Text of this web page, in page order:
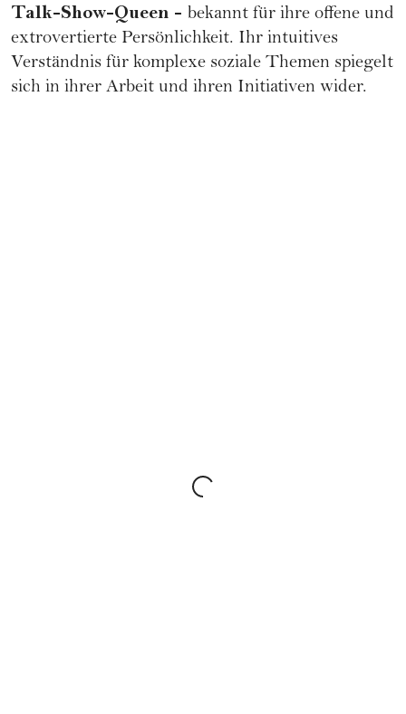
Talk-Show-Queen - bekannt für ihre offene und
extrovertierte Persönlichkeit. Ihr intuitives
Verständnis für komplexe soziale Themen spiegelt
sich in ihrer Arbeit und ihren Initiativen wider.